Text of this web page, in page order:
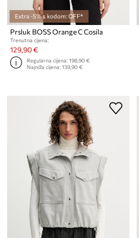
Extra -5% s kodom: OFF*
Prsluk BOSS Orange C Cosila
Trenutna cijena:
129,90 €
Regularna cijena:198,90 €
Najniža cijena:139,90 €